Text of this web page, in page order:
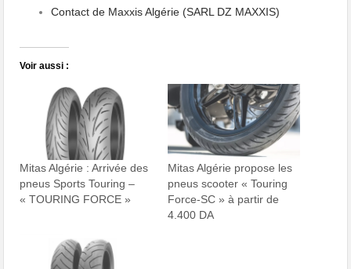
Contact de Maxxis Algérie (SARL DZ MAXXIS)
Voir aussi :
Mitas Algérie : Arrivée des
pneus Sports Touring –
« TOURING FORCE »
Mitas Algérie propose les
pneus scooter « Touring
Force-SC » à partir de
4.400 DA